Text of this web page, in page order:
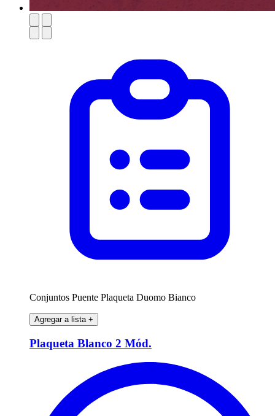
Conjuntos Puente Plaqueta Duomo Bianco
Agregar a lista +
Plaqueta Blanco 2 Mód.